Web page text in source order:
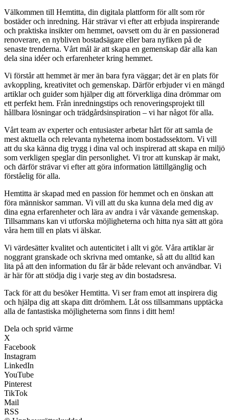
Välkommen till Hemtitta, din digitala plattform för allt som rör
bostäder och inredning. Här strävar vi efter att erbjuda inspirerande
och praktiska insikter om hemmet, oavsett om du är en passionerad
renoverare, en nybliven bostadsägare eller bara nyfiken på de
senaste trenderna. Vårt mål är att skapa en gemenskap där alla kan
dela sina idéer och erfarenheter kring hemmet.
Vi förstår att hemmet är mer än bara fyra väggar; det är en plats för
avkoppling, kreativitet och gemenskap. Därför erbjuder vi en mängd
artiklar och guider som hjälper dig att förverkliga dina drömmar om
ett perfekt hem. Från inredningstips och renoveringsprojekt till
hållbara lösningar och trädgårdsinspiration – vi har något för alla.
Vårt team av experter och entusiaster arbetar hårt för att samla de
mest aktuella och relevanta nyheterna inom bostadssektorn. Vi vill
att du ska känna dig trygg i dina val och inspirerad att skapa en miljö
som verkligen speglar din personlighet. Vi tror att kunskap är makt,
och därför strävar vi efter att göra information lättillgänglig och
förståelig för alla.
Hemtitta är skapad med en passion för hemmet och en önskan att
föra människor samman. Vi vill att du ska kunna dela med dig av
dina egna erfarenheter och lära av andra i vår växande gemenskap.
Tillsammans kan vi utforska möjligheterna och hitta nya sätt att göra
våra hem till en plats vi älskar.
Vi värdesätter kvalitet och autenticitet i allt vi gör. Våra artiklar är
noggrant granskade och skrivna med omtanke, så att du alltid kan
lita på att den information du får är både relevant och användbar. Vi
är här för att stödja dig i varje steg av din bostadsresa.
Tack för att du besöker Hemtitta. Vi ser fram emot att inspirera dig
och hjälpa dig att skapa ditt drömhem. Låt oss tillsammans upptäcka
alla de fantastiska möjligheterna som finns i ditt hem!
Dela och sprid värme
X
Facebook
Instagram
LinkedIn
YouTube
Pinterest
TikTok
Mail
RSS